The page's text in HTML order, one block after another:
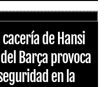
de Hansi
Barça provoca
en la